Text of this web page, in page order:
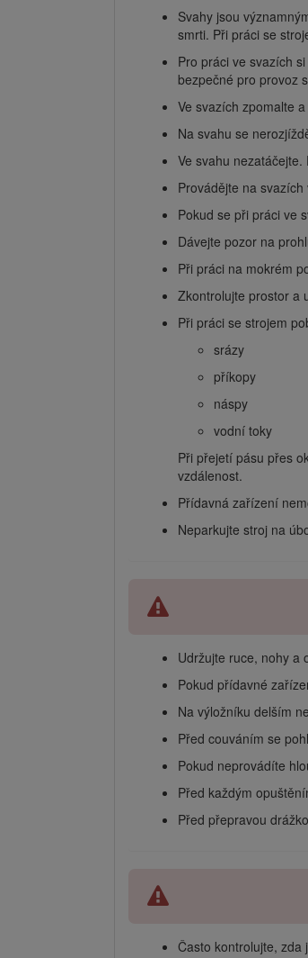
Svahy jsou
smrti. Při práci se
Pro práci ve svazích
bezpečné pro provoz
Ve svazích zpomalte
Na svahu se
Ve svahu
Provádějte na svazích
Pokud se při práci ve
Dávejte pozor na
Při práci na mokrém
Zkontrolujte prostor a
Při práci se strojem
srázy
příkopy
náspy
vodní toky
Při přejetí pásu přes
vzdálenost.
Přídavná zařízení
Neparkujte stroj na
Udržujte ruce, nohy a
Pokud přídavné
Na výložníku delším
Před couváním se
Pokud neprovádíte
Před každým
Před přepravou
Často kontrolujte, zda